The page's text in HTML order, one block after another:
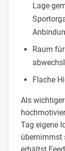
Lage
Raum
Flache
Als
Tag eigene
übernimmst
erhältst